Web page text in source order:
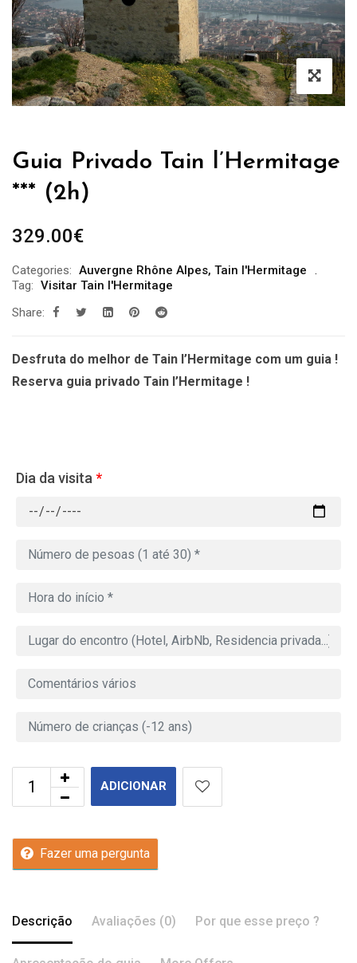
Guia Privado Tain l’Hermitage
*** (2h)
329.00€
Categories: Auvergne Rhône Alpes, Tain l'Hermitage
Tag: Visitar Tain l'Hermitage
Share:
Desfruta do melhor de Tain l’Hermitage com um guia !
Reserva guia privado Tain l’Hermitage !
Dia da visita *
ADICIONAR
Fazer uma pergunta
Descrição Avaliações (0) Por que esse preço ?